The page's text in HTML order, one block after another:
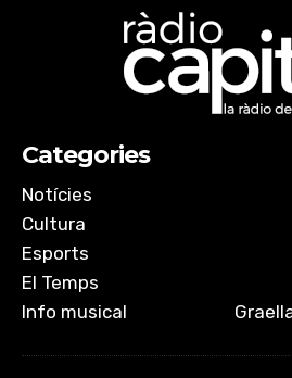
Categories
Notícies
Cultura
Esports
El Temps
Info musical